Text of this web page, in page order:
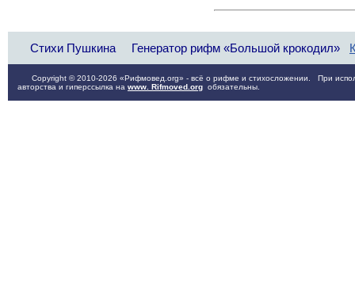
Стихи Пушкина Генератор рифм «Большой крокодил»
Copyright © 2010-2026 «Рифмовед.org» - всё о рифме и стихосложении. При
авторства и гиперссылка на www. Rifmoved.org обязательны.